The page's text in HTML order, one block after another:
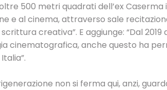
500 metri quadrati dell’ex
e al cinema, attraverso sale
creativa”. E aggiunge: “Dal
cinematografica, anche questo ha
non si ferma qui, anzi,